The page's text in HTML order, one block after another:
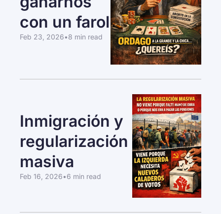
con un farol
Feb 23, 2026•8 min read
Inmigración y
regularización
masiva
Feb 16, 2026•6 min read